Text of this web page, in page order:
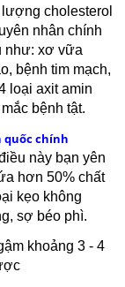
lượng cholesterol
nhân chính
như: xơ vữa
bệnh tim mạch,
loại axit amin
bệnh tật.
quốc chính
này bạn yên
hơn 50% chất
kẹo không
sợ béo phì.
khoảng 3 - 4